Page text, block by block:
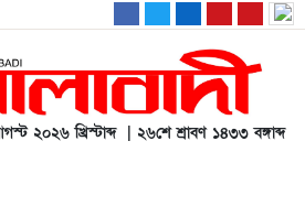
২০২৬ খ্রিস্টাব্দ | ২৬শে শ্রাবণ ১৪৩৩ বঙ্গাব্দ